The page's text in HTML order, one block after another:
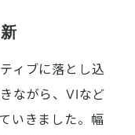
ィブに落とし込
ながら、VIなど
いきました。幅